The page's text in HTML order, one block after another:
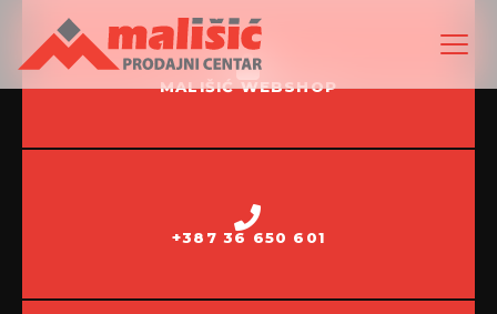
MALIŠIĆ WEBSHOP
+387 36 650 601